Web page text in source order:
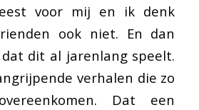
voor mij en ik denk
ook niet. En dan
dit al jarenlang speelt.
verhalen die zo
Dat een